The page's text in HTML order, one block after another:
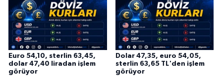
Euro 54,10, sterlin 63,45,
dolar 47,40 liradan işlem
görüyor
Dolar 47,35, euro 54,05,
sterlin 63,65 TL'den işlem
görüyor